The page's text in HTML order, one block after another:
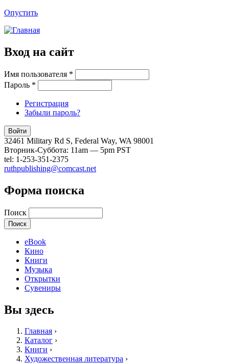
Опустить
Вход на сайт
Имя пользователя *
Пароль *
Регистрация
Забыли пароль?
32461 Military Rd S, Federal Way, WA 98001
Вторник-Суббота: 11am — 5pm PST
tel: 1-253-351-2375
ruthpublishing@comcast.net
Форма поиска
Поиск
eBook
Кино
Книги
Музыка
Открытки
Сувениры
Вы здесь
Главная ›
Каталог ›
Книги ›
Художественная литература ›